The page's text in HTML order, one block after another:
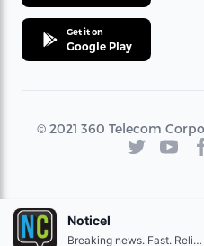
Get it on
Google Play
© 2021 360 Telecom
Noticel
Breaking news. Fast. Reliable.